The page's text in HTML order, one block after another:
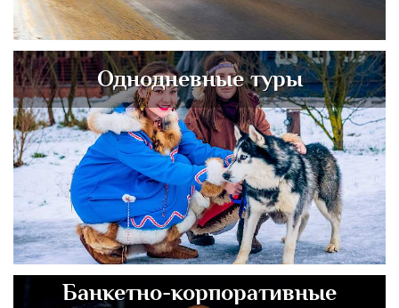
Однодневные туры
Банкетно-корпоративные